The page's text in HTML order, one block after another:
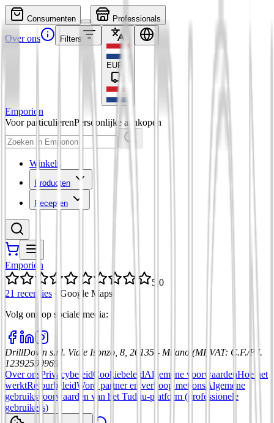
Consumenten Professionals
Over ons Filters
EUR
Emporion
Voor particulierenPersoonlijke aankopen
Winkels
Producten
Recepten
Emporion
5,0
21 recensies · Google Maps
Volg ons op sociale media:
DrillDown s.r.l. Viale Isonzo, 8, 20135 - Milano (MI) VAT: C.F./P.I.
12392590969
Over ons PrivacybeleidCookiebeleidAlgemene voorwaardenHoe het
werktRetourbeleidWord partner en verkoop met ons Algemene
gebruiksvoorwaarden van het Tuduu-platform (professionele
gebruikers)